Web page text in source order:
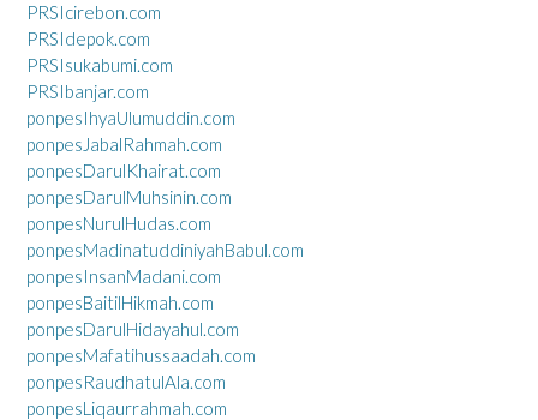
PRSIcirebon.com
PRSIdepok.com
PRSIsukabumi.com
PRSIbanjar.com
ponpesIhyaUlumuddin.com
ponpesJabalRahmah.com
ponpesDarulKhairat.com
ponpesDarulMuhsinin.com
ponpesNurulHudas.com
ponpesMadinatuddiniyahBabul.com
ponpesInsanMadani.com
ponpesBaitilHikmah.com
ponpesDarulHidayahul.com
ponpesMafatihussaadah.com
ponpesRaudhatulAla.com
ponpesLiqaurrahmah.com